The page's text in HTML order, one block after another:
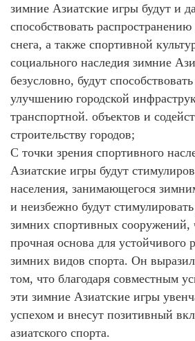
зимние Азиатские игры будут и
способствовать
снега, а также спортивной
социального наследия зимние
безусловно, будут
улучшению городской
транспортной. объектов и
строительству городов;
С точки зрения спортивного
Азиатские игры будут
населения, занимающегося
и неизбежно будут
зимних спортивных сооружений,
прочная основа для устойчивого
зимних видов спорта. Он
том, что благодаря совместным
эти зимние Азиатские игры
успехом и внесут позитивный
азиатского спорта.